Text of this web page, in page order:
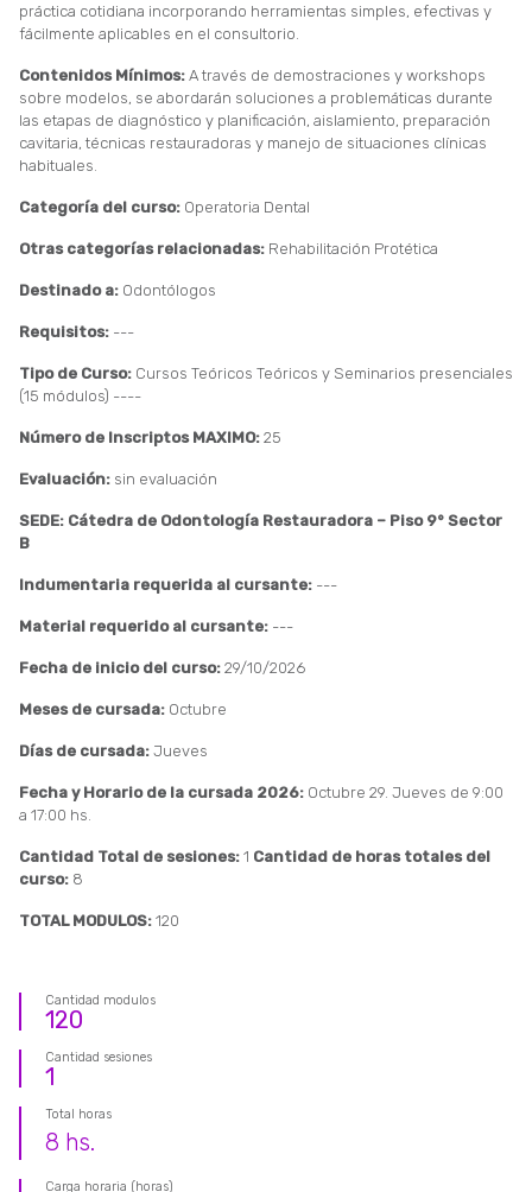
práctica cotidiana incorporando herramientas simples, efectivas y
fácilmente aplicables en el consultorio.
Contenidos Mínimos: A través de demostraciones y workshops
sobre modelos, se abordarán soluciones a problemáticas durante
las etapas de diagnóstico y planificación, aislamiento, preparación
cavitaria, técnicas restauradoras y manejo de situaciones clínicas
habituales.
Categoría del curso: Operatoria Dental
Otras categorías relacionadas: Rehabilitación Protética
Destinado a: Odontólogos
Requisitos: ---
Tipo de Curso: Cursos Teóricos Teóricos y Seminarios presenciales
(15 módulos) ----
Número de Inscriptos MAXIMO: 25
Evaluación: sin evaluación
SEDE: Cátedra de Odontología Restauradora – Piso 9° Sector
B
Indumentaria requerida al cursante: ---
Material requerido al cursante: ---
Fecha de inicio del curso: 29/10/2026
Meses de cursada: Octubre
Días de cursada: Jueves
Fecha y Horario de la cursada 2026: Octubre 29. Jueves de 9:00
a 17:00 hs.
Cantidad Total de sesiones: 1 Cantidad de horas totales del
curso: 8
TOTAL MODULOS: 120
Cantidad modulos
120
Cantidad sesiones
1
Total horas
8 hs.
Carga horaria (horas)